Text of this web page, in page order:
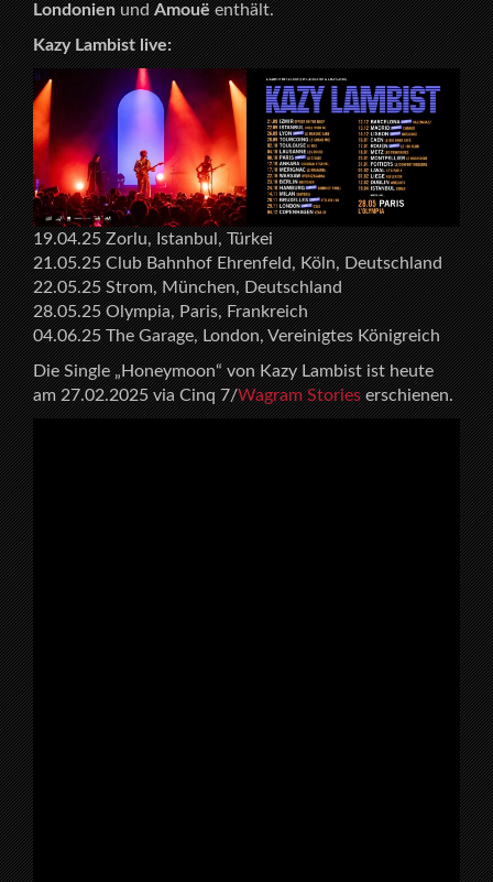
LondonienundAmouëenthält.
Kazy Lambist live:
19.04.25 Zorlu, Istanbul, Türkei
21.05.25 Club Bahnhof Ehrenfeld, Köln, Deutschland
22.05.25 Strom, München, Deutschland
28.05.25 Olympia, Paris, Frankreich
04.06.25 The Garage, London, Vereinigtes Königreich
Die Single „Honeymoon“ von Kazy Lambist ist heute
am 27.02.2025 via Cinq 7/Wagram Storieserschienen.